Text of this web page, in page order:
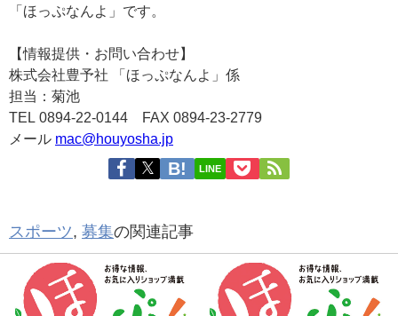
「ほっぷなんよ」です。
【情報提供・お問い合わせ】
株式会社豊予社 「ほっぷなんよ」係
担当：菊池
TEL 0894-22-0144
FAX 0894-23-2779
メール mac@houyosha.jp
LINE
スポーツ, 募集の関連記事